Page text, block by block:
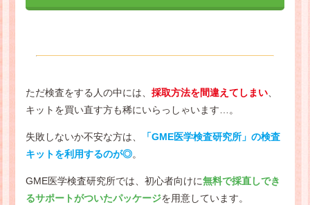
ただ検査をする人の中には、 採取方法を間違えてしまい、
キットを買い直す方も稀にいらっしゃいます…。
失敗しないか不安な方は、
「GME医学検査研究所」の検査
キットを利用するのが◎。
GME医学検査研究所では、初心者向けに無料で採直しでき
るサポートがついたパッケージを用意しています。